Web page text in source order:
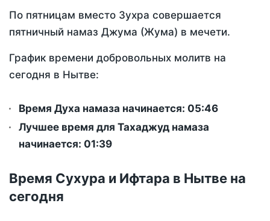
По пятницам вместо Зухра совершается
пятничный намаз Джума (Жума) в мечети.
График времени добровольных молитв на
сегодня в Нытве:
Время Духа намаза начинается: 05:46
Лучшее время для Тахаджуд намаза
начинается: 01:39
Время Сухура и Ифтара в Нытве на
сегодня